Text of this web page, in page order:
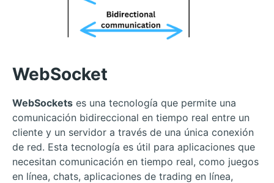
WebSocket
WebSockets es una tecnología que permite una
comunicación bidireccional en tiempo real entre un
cliente y un servidor a través de una única conexión
de red. Esta tecnología es útil para aplicaciones que
necesitan comunicación en tiempo real, como juegos
en línea, chats, aplicaciones de trading en línea,